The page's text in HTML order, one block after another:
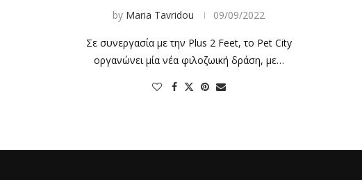
by Maria Tavridou 09/09/2022
Σε συνεργασία με την Plus 2 Feet, το Pet City
οργανώνει μία νέα φιλοζωική δράση, με…